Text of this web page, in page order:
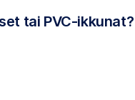
tai PVC-ikkunat?